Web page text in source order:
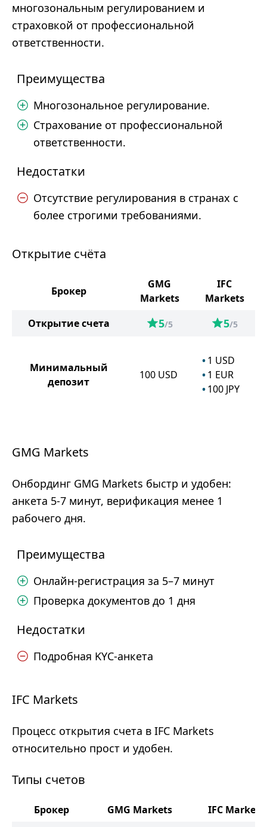
многозональным регулированием и
страховкой от профессиональной
ответственности.
Преимущества
Многозональное регулирование.
Страхование от профессиональной
ответственности.
Недостатки
Отсутствие регулирования в странах с
более строгими требованиями.
Открытие счёта
Брокер
GMG
Markets
IFC
Markets
Открытие счета
5/5 5/5
Минимальный
депозит
100 USD
1 USD
1 EUR
100 JPY
GMG Markets
Онбординг GMG Markets быстр и удобен:
анкета 5-7 минут, верификация менее 1
рабочего дня.
Преимущества
Онлайн-регистрация за 5–7 минут
Проверка документов до 1 дня
Недостатки
Подробная KYC-анкета
IFC Markets
Процесс открытия счета в IFC Markets
относительно прост и удобен.
Типы счетов
Брокер GMG Markets
IFC Markets